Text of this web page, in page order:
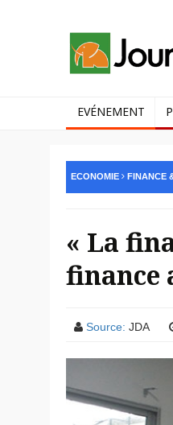
EVÉNEMENT
ECONOMIE FINANCE
« La
finance
Source: JDA